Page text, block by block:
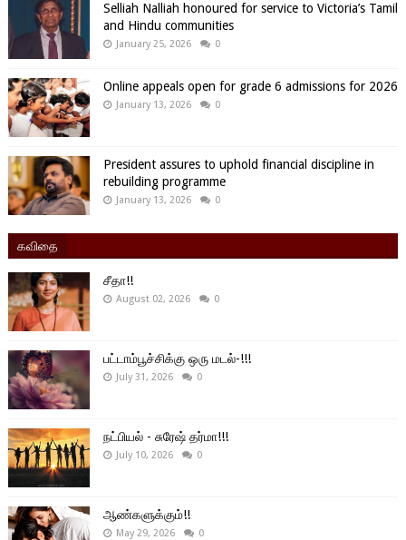
Selliah Nalliah honoured for service to Victoria’s Tamil
and Hindu communities
January 25, 2026 0
Online appeals open for grade 6 admissions for 2026
January 13, 2026 0
President assures to uphold financial discipline in
rebuilding programme
January 13, 2026 0
கவிதை
சீதா!!
August 02, 2026 0
பட்டாம்பூச்சிக்கு ஒரு மடல்-!!!
July 31, 2026 0
நட்பியல் - சுரேஷ் தர்மா!!!
July 10, 2026 0
ஆண்களுக்கும்!!
May 29, 2026 0